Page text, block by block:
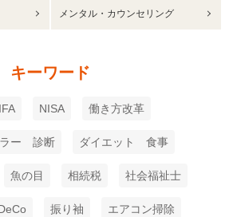
メンタル・カウンセリング
キーワード
IFA NISA 働き方改革
ラー 診断 ダイエット 食事
魚の目 相続税 社会福祉士
振り袖 エアコン掃除